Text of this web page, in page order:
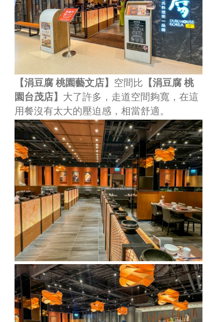
【涓豆腐 桃園藝文店】 空間比 【涓豆腐 桃
園台茂店】 大了許多，走道空間夠寬，在這
用餐沒有太大的壓迫感，相當舒適。